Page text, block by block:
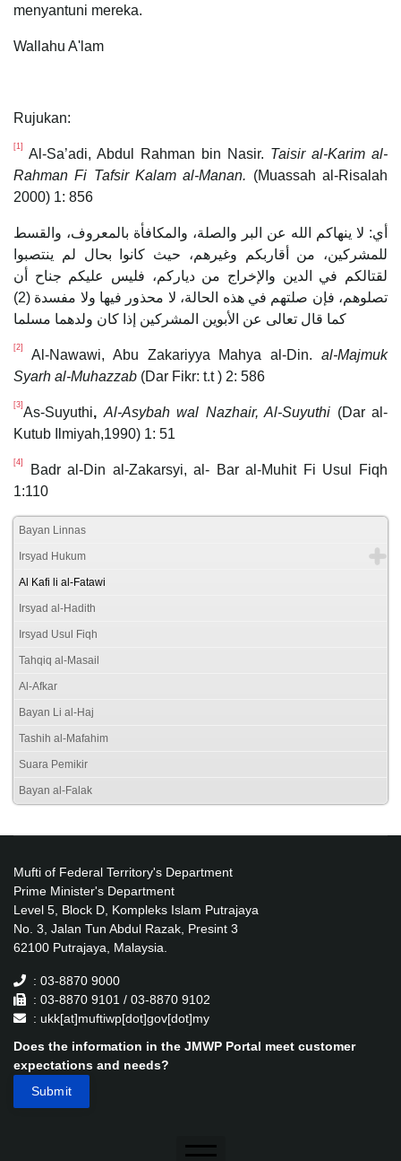
menyantuni mereka.
Wallahu A'lam
Rujukan:
[1] Al-Sa’adi, Abdul Rahman bin Nasir. Taisir al-Karim al-
Rahman Fi Tafsir Kalam al-Manan. (Muassah al-Risalah
2000) 1: 856
أي: لا ينهاكم الله عن البر والصلة، والمكافأة بالمعروف، والقسط
للمشركين، من أقاربكم وغيرهم، حيث كانوا بحال لم ينتصبوا
لقتالكم في الدين والإخراج من دياركم، فليس عليكم جناح أن
تصلوهم، فإن صلتهم في هذه الحالة، لا محذور فيها ولا مفسدة (2)
[2] Al-Nawawi, Abu Zakariyya Mahya al-Din. al-Majmuk
Syarh al-Muhazzab (Dar Fikr: t.t ) 2: 586
[3] As-Suyuthi, Al-Asybah wal Nazhair, Al-Suyuthi (Dar al-
Kutub Ilmiyah,1990) 1: 51
[4]
Badr al-Din al-Zakarsyi, al- Bar al-Muhit Fi Usul Fiqh
1:110
Bayan Linnas
Irsyad Hukum
Al Kafi li al-Fatawi
Irsyad al-Hadith
Irsyad Usul Fiqh
Tahqiq al-Masail
Al-Afkar
Bayan Li al-Haj
Tashih al-Mafahim
Suara Pemikir
Bayan al-Falak
Mufti of Federal Territory's Department
Prime Minister's Department
Level 5, Block D, Kompleks Islam Putrajaya
No. 3, Jalan Tun Abdul Razak, Presint 3
62100 Putrajaya, Malaysia.
: 03-8870 9000
: 03-8870 9101 / 03-8870 9102
: ukk[at]muftiwp[dot]gov[dot]my
Does the information in the JMWP Portal meet customer
expectations and needs?